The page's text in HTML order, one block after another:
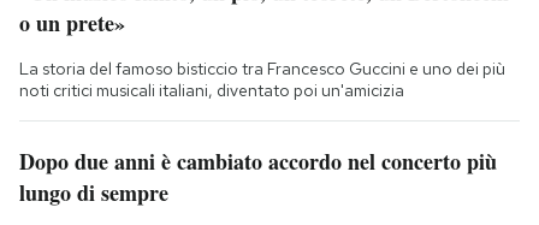
o un prete»
La storia del famoso bisticcio tra Francesco Guccini e uno dei più
noti critici musicali italiani, diventato poi un'amicizia
Dopo due anni è cambiato accordo nel concerto più
lungo di sempre